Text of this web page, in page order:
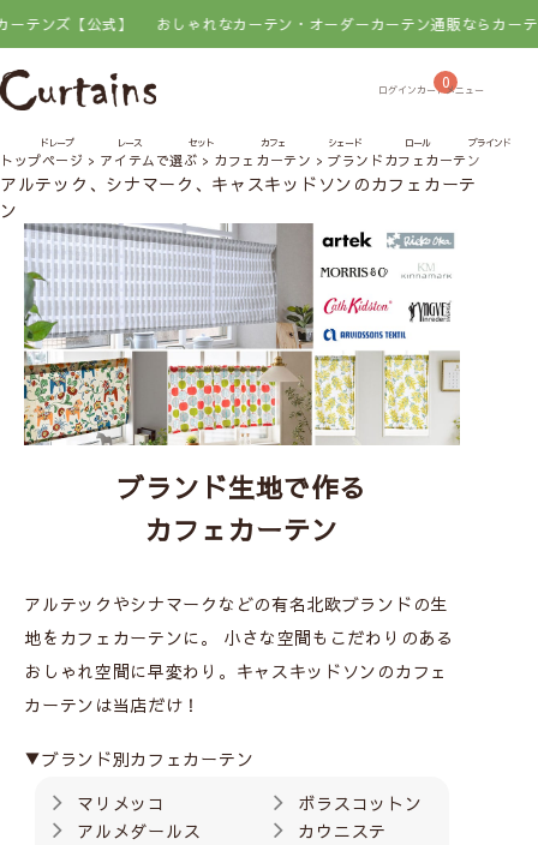
【公式】 おしゃれなカーテン・オーダーカーテン通販ならカーテンズ【
0
ドレープ レース セット カフェ シェード ロール ブラインド
トップページ アイテムで選ぶ カフェカーテン ブランドカフェカーテン
アルテック、シナマーク、キャスキッドソンのカフェカーテ
ン
ブランド生地で作る
カフェカーテン
アルテックやシナマークなどの有名北欧ブランドの生
地をカフェカーテンに。
小さな空間もこだわりのある
おしゃれ空間に早変わり。キャスキッドソンのカフェ
カーテンは当店だけ！
▼ブランド別カフェカーテン
マリメッコ
ボラスコットン
アルメダールス
カウニステ